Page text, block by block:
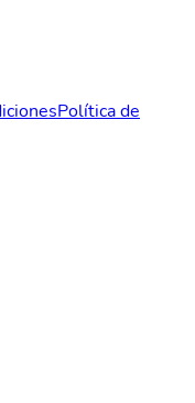
Política de